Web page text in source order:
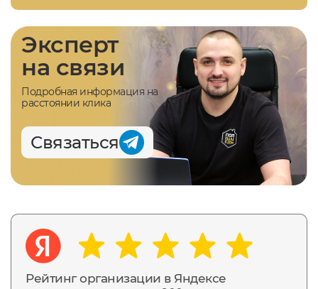
Рейтинг организации в Яндексе
Эксперт
на связи
Подробная информация на
расстоянии клика
Связаться